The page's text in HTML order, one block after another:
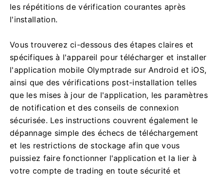
les répétitions de vérification courantes après
l'installation.
Vous trouverez ci-dessous des étapes claires et
spécifiques à l'appareil pour télécharger et installer
l'application mobile Olymptrade sur Android et iOS,
ainsi que des vérifications post-installation telles
que les mises à jour de l'application, les paramètres
de notification et des conseils de connexion
sécurisée. Les instructions couvrent également le
dépannage simple des échecs de téléchargement
et les restrictions de stockage afin que vous
puissiez faire fonctionner l'application et la lier à
votre compte de trading en toute sécurité et